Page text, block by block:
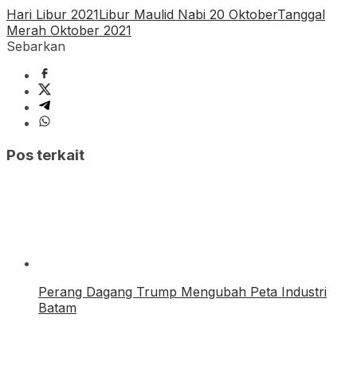
Hari Libur 2021Libur Maulid Nabi 20 OktoberTanggal
Merah Oktober 2021
Sebarkan
Pos terkait
Perang Dagang Trump Mengubah Peta Industri
Batam